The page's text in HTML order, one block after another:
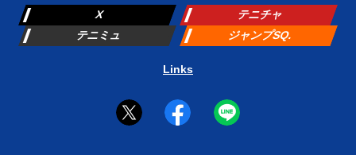
X
テニチャ
テニミュ
ジャンプSQ.
Links